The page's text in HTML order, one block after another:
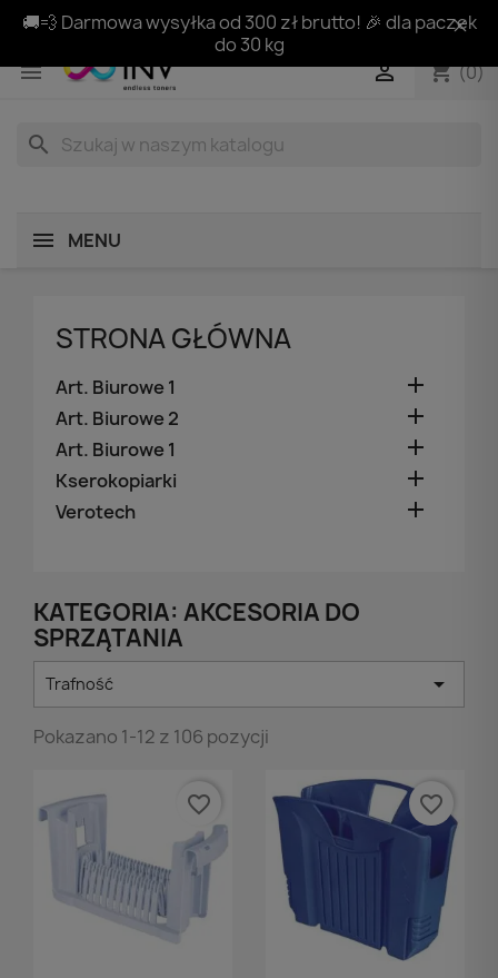
🚚💨 Darmowa wysyłka od 300 zł brutto! 🎉 dla paczek
do 30 kg
 shopping_cart(0)

search
MENU
STRONA GŁÓWNA
Art. Biurowe 1 
Art. Biurowe 2 
Art. Biurowe 1 
Kserokopiarki 
Verotech 
KATEGORIA: AKCESORIA DO
SPRZĄTANIA
Trafność 
Pokazano 1-12 z 106 pozycji
favorite_border favorite_border